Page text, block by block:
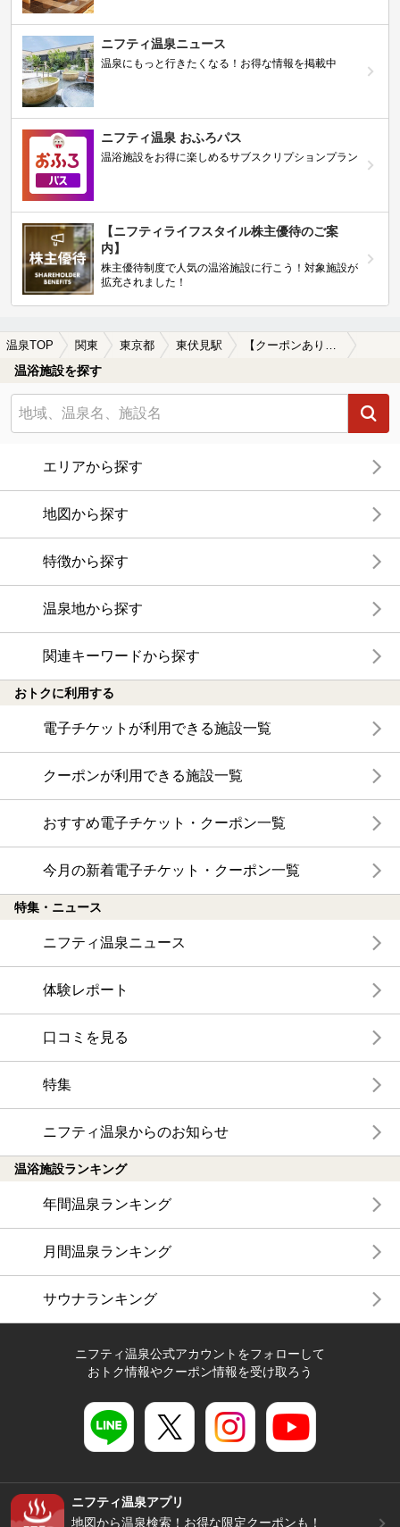
ニフティ温泉ニュース
温泉にもっと行きたくなる！お得な情報を掲載中
ニフティ温泉 おふろパス
温浴施設をお得に楽しめるサブスクリプションプラン
【ニフティライフスタイル株主優待のご案
内】
株主優待制度で人気の温浴施設に行こう！対象施設が
拡充されました！
温泉TOP 関東 東京都 東伏見駅 【クーポンあり】切り傷に効能がある東伏見駅近くの温泉、日帰り温泉、スーパー銭湯おすすめ
温浴施設を探す
エリアから探す
地図から探す
特徴から探す
温泉地から探す
関連キーワードから探す
おトクに利用する
電子チケットが利用できる施設一覧
クーポンが利用できる施設一覧
おすすめ電子チケット・クーポン一覧
今月の新着電子チケット・クーポン一覧
特集・ニュース
ニフティ温泉ニュース
体験レポート
口コミを見る
特集
ニフティ温泉からのお知らせ
温浴施設ランキング
年間温泉ランキング
月間温泉ランキング
サウナランキング
ニフティ温泉公式アカウントをフォローして
おトク情報やクーポン情報を受け取ろう
ニフティ温泉アプリ
地図から温泉検索！お得な限定クーポンも！